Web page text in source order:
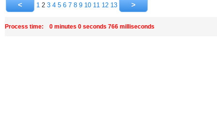
1 2 3 4 5 6 7 8 9 10 11 12 13
Process time: 0 minutes 0 seconds 766 milliseconds